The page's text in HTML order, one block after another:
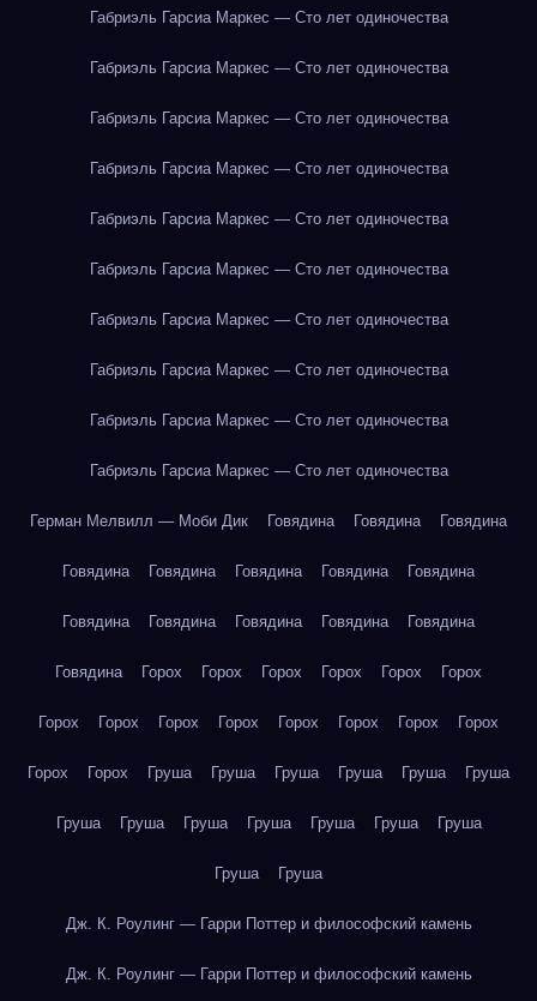
Габриэль Гарсиа Маркес — Сто лет одиночества
Габриэль Гарсиа Маркес — Сто лет одиночества
Габриэль Гарсиа Маркес — Сто лет одиночества
Габриэль Гарсиа Маркес — Сто лет одиночества
Габриэль Гарсиа Маркес — Сто лет одиночества
Габриэль Гарсиа Маркес — Сто лет одиночества
Габриэль Гарсиа Маркес — Сто лет одиночества
Габриэль Гарсиа Маркес — Сто лет одиночества
Габриэль Гарсиа Маркес — Сто лет одиночества
Габриэль Гарсиа Маркес — Сто лет одиночества
Герман Мелвилл — Моби Дик Говядина Говядина Говядина
Говядина Говядина Говядина Говядина Говядина
Говядина Говядина Говядина Говядина Говядина
Говядина Горох Горох Горох Горох Горох Горох
Горох Горох Горох Горох Горох Горох Горох Горох
Горох Горох Груша Груша Груша Груша Груша Груша
Груша Груша Груша Груша Груша Груша Груша
Груша Груша
Дж. К. Роулинг — Гарри Поттер и философский камень
Дж. К. Роулинг — Гарри Поттер и философский камень